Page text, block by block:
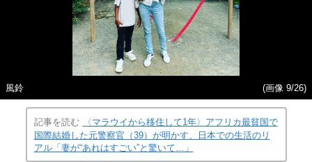
風鈴 (画像 9/26)
記事を読む
〈マラウイから移住して1年〉アフリカ最貧国で
国際結婚した元警察官（39）が明かす、日本での生活のリ
アル「妻が“あれはすごい”と驚いて…」